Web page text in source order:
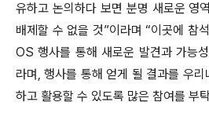
유하고 논의하다 보면 분명 새로운 영
배제할 수 없을 것”이라며 “이곳에 참
OS 행사를 통해 새로운 발견과 가능
라며, 행사를 통해 얻게 될 결과를 우
하고 활용할 수 있도록 많은 참여를 부